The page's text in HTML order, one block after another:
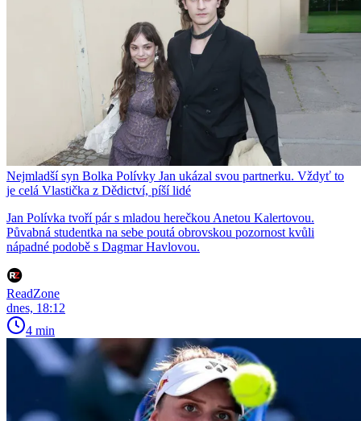
Nejmladší syn Bolka Polívky Jan ukázal svou partnerku. Vždyť to
je celá Vlastička z Dědictví, píší lidé
Jan Polívka tvoří pár s mladou herečkou Anetou Kalertovou.
Půvabná studentka na sebe poutá obrovskou pozornost kvůli
nápadné podobě s Dagmar Havlovou.
ReadZone
dnes, 18:12
4 min